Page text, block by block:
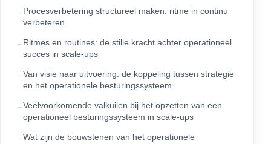
Procesverbetering structureel maken: ritme in continu
verbeteren
Ritmes en routines: de stille kracht achter operationeel
succes in scale-ups
Van visie naar uitvoering: de koppeling tussen strategie
en het operationele besturingssysteem
Veelvoorkomende valkuilen bij het opzetten van een
operationeel besturingssysteem in scale-ups
Wat zijn de bouwstenen van het operationele